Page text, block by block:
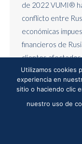
de 2022 VUMI®
conflicto entre
económicas
financieros de
clientes afectados
VUMI®
Oportunidades de
Utilizamos cookies
experiencia en
sitio o haciendo clic
nuestro uso de